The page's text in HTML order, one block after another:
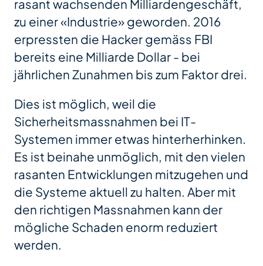
rasant wachsenden Milliardengeschäft,
zu einer «Industrie» geworden. 2016
erpressten die Hacker gemäss FBI
bereits eine Milliarde Dollar - bei
jährlichen Zunahmen bis zum Faktor drei.
Dies ist möglich, weil die
Sicherheitsmassnahmen bei IT-
Systemen immer etwas hinterherhinken.
Es ist beinahe unmöglich, mit den vielen
rasanten Entwicklungen mitzugehen und
die Systeme aktuell zu halten. Aber mit
den richtigen Massnahmen kann der
mögliche Schaden enorm reduziert
werden.